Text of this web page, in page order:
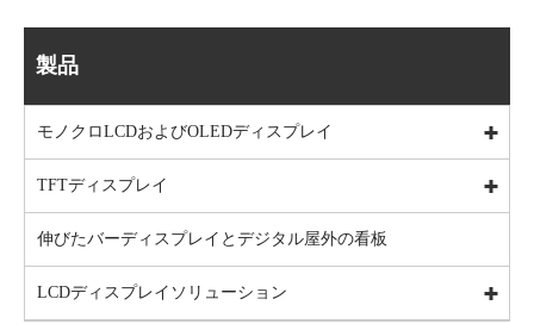
製品
モノクロLCDおよびOLEDディスプレイ
TFTディスプレイ
伸びたバーディスプレイとデジタル屋外の看板
LCDディスプレイソリューション